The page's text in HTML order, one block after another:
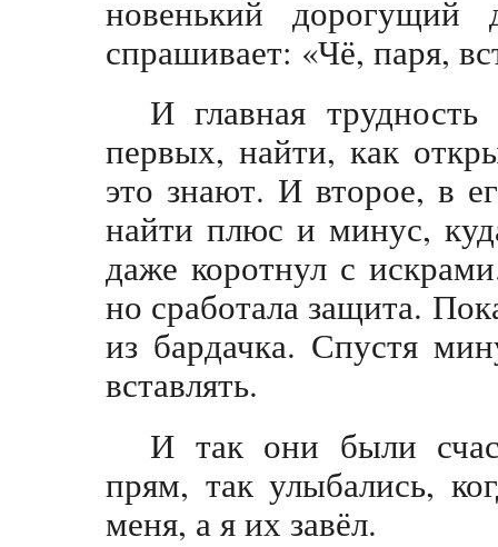
новенький
спрашивает: «Чё, паря,
И главная
первых, найти, как
это знают. И второе, в
найти плюс и минус,
даже коротнул с
но сработала защита.
из бардачка. Спустя
вставлять.
И так они были
прям, так улыбались,
меня, а я их завёл.